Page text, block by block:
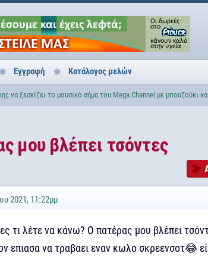
Εγγραφή Κατάλογος μελών
να ξεσκίζει το μουσικό σήμα του Mega Channel με μπουζούκι
μου βλέπει τσόντες
2021, 11:22μμ
τι λέτε να κάνω? Ο πατέρας μου βλέπει
επιασα να τραβαει εναν κωλο σκρεενσοτ😂